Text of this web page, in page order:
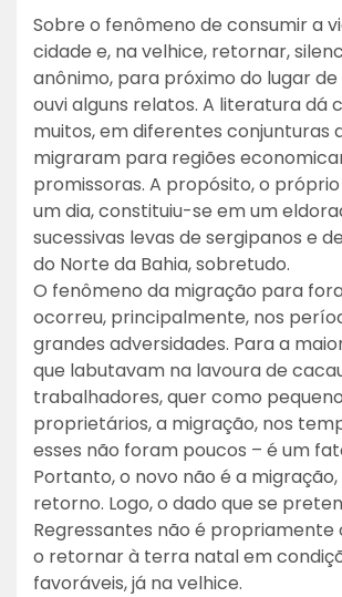
Sobre o fenômeno de consumir a
cidade e, na velhice, retornar,
anônimo, para próximo do lugar
ouvi alguns relatos. A literatura dá
muitos, em diferentes conjunturas
migraram para regiões
promissoras. A propósito, o próprio
um dia, constituiu-se em um
sucessivas levas de sergipanos e
do Norte da Bahia, sobretudo.
O fenômeno da migração para
ocorreu, principalmente, nos
grandes adversidades. Para a
que labutavam na lavoura de
trabalhadores, quer como
proprietários, a migração, nos
esses não foram poucos – é um
Portanto, o novo não é a migração,
retorno. Logo, o dado que se
Regressantes não é propriamente
o retornar à terra natal em
favoráveis, já na velhice.